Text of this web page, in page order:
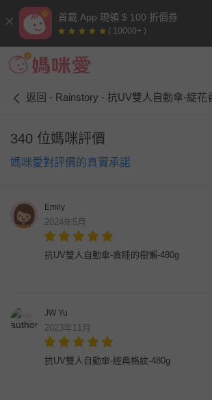
首載 App 現領 $ 100 折價券
( 10000+ )
返回 - Rainstory - 抗UV雙人自動傘-綻花
340 位媽咪評價
媽咪愛對評價的真實承諾
Emily
2024年5月
抗UV雙人自動傘-貪睡的樹懶-480g
JW Yu
2023年11月
抗UV雙人自動傘-經典格紋-480g